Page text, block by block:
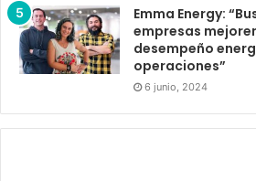
Emma Energy:
empresas
desempeño
operaciones”
6 junio, 2024